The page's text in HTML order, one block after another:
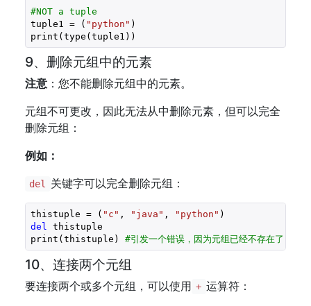
#NOT a tuple
tuple1 = ( "python" )
print(type(tuple1))
9、删除元组中的元素
注意 ：您不能删除元组中的元素。
元组不可更改，因此无法从中删除元素，但可以完全
删除元组：
例如：
del 关键字可以完全删除元组：
thistuple = ( "c" , "java" , "python" )
del
thistuple
print(thistuple) #引发一个错误，因为元组已经不存在了
10、连接两个元组
要连接两个或多个元组，可以使用 + 运算符：